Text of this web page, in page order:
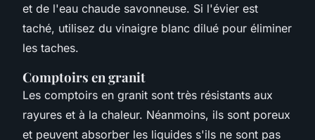
et de l'eau chaude savonneuse. Si l'évier est
taché, utilisez du vinaigre blanc dilué pour éliminer
les taches.
Comptoirs en granit
Les comptoirs en granit sont très résistants aux
rayures et à la chaleur. Néanmoins, ils sont poreux
et peuvent absorber les liquides s'ils ne sont pas